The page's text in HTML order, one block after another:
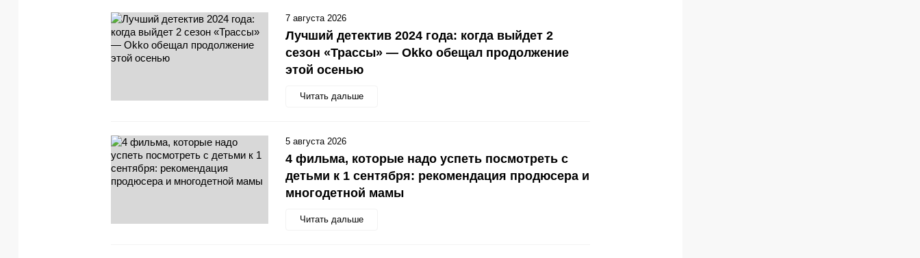
Лучший детектив 2024 года: когда выйдет 2
сезон «Трассы» — Okko обещал продолжение
этой осенью
Читать дальше
7 августа 2026
4 фильма, которые надо успеть посмотреть с
детьми к 1 сентября: рекомендация продюсера и
многодетной мамы
Читать дальше
5 августа 2026